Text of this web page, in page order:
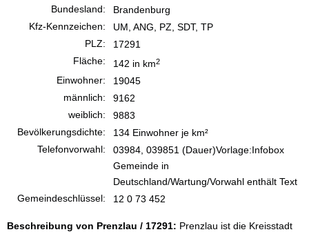
Bundesland:
Brandenburg
Kfz-Kennzeichen:
UM, ANG, PZ, SDT, TP
PLZ:
17291
Fläche:
142 in km2
Einwohner:
19045
männlich:
9162
weiblich:
9883
Bevölkerungsdichte:
134 Einwohner je km²
Telefonvorwahl:
03984, 039851 (Dauer)Vorlage:Infobox
Gemeinde in
Deutschland/Wartung/Vorwahl enthält Text
Gemeindeschlüssel:
12 0 73 452
Beschreibung von Prenzlau / 17291: Prenzlau ist die Kreisstadt